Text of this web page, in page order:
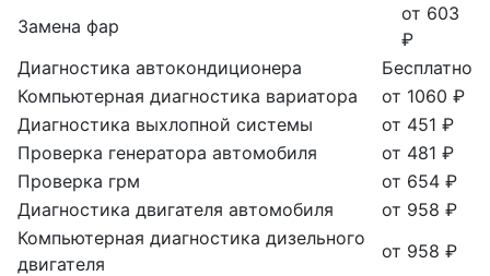
Замена фар
от 603
₽
Диагностика автокондиционера
Бесплатно
Компьютерная диагностика вариатора
от 1060 ₽
Диагностика выхлопной системы
от 451 ₽
Проверка генератора автомобиля
от 481 ₽
Проверка грм
от 654 ₽
Диагностика двигателя автомобиля
от 958 ₽
Компьютерная диагностика дизельного
двигателя
от 958 ₽